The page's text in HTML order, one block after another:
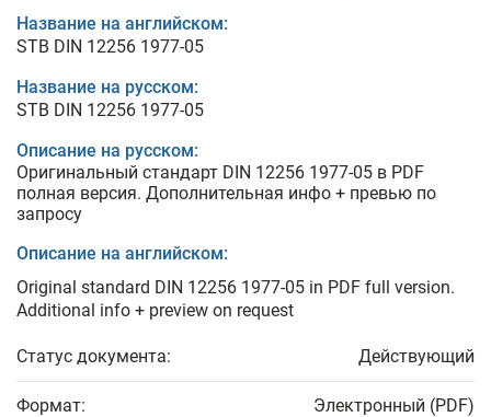
Название на английском:
STB DIN 12256 1977-05
Название на русском:
STB DIN 12256 1977-05
Описание на русском:
Оригинальный стандарт DIN 12256 1977-05 в PDF
полная версия. Дополнительная инфо + превью по
запросу
Описание на английском:
Original standard DIN 12256 1977-05 in PDF full version.
Additional info + preview on request
Статус документа: Действующий
Формат: Электронный (PDF)